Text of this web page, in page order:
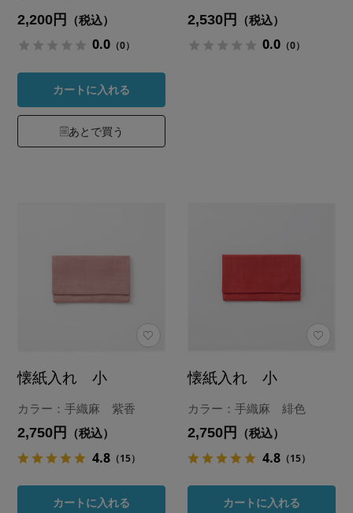
2,200円 （税込）
0.0 （0）
カートに入れる
あとで買う
2,530円 （税込）
0.0 （0）
懐紙入れ 小
カラー：手織麻 紫香
2,750円 （税込）
4.8 （15）
カートに入れる
懐紙入れ 小
カラー：手織麻 緋色
2,750円 （税込）
4.8 （15）
カートに入れる